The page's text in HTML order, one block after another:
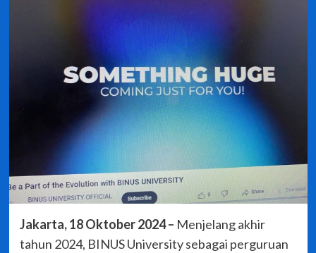
Jakarta, 18 Oktober 2024 – Menjelang akhir
tahun 2024, BINUS University sebagai perguruan